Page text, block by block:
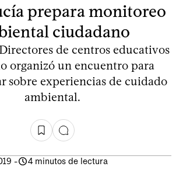
prepara monitoreo
ciudadano
de centros educativos
organizó un encuentro para
sobre experiencias de cuidado
ambiental.
- 4 minutos de lectura